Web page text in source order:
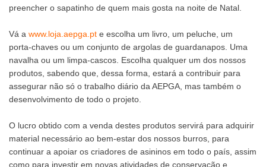
preencher o sapatinho de quem mais gosta na noite de Natal.
Vá a www.loja.aepga.pt e escolha um livro, um peluche, um
porta-chaves ou um conjunto de argolas de guardanapos. Uma
navalha ou um limpa-cascos. Escolha qualquer um dos nossos
produtos, sabendo que, dessa forma, estará a contribuir para
assegurar não só o trabalho diário da AEPGA, mas também o
desenvolvimento de todo o projeto.
O lucro obtido com a venda destes produtos servirá para adquirir
material necessário ao bem-estar dos nossos burros, para
continuar a apoiar os criadores de asininos em todo o país, assim
como para investir em novas atividades de conservação e